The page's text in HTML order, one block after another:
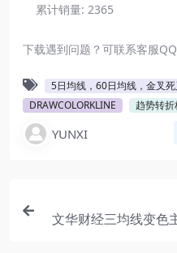
累计销量: 2365
下载遇到问题？可联系客服
5日均线，60日均线，金叉
DRAWCOLORKLINE
趋势转折
YUNXI
文华财经三均线变色